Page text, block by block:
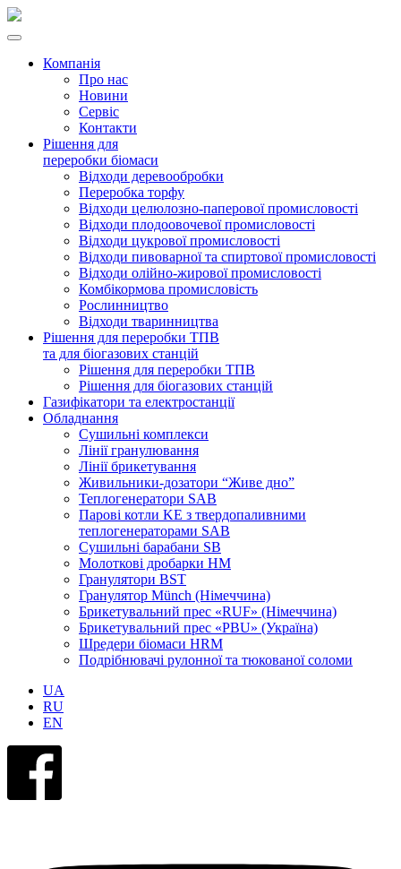
Компанія
Про нас
Новини
Сервіс
Контакти
Рішення для
переробки біомаси
Відходи деревообробки
Переробка торфу
Відходи целюлозно-паперової промисловості
Відходи плодоовочевої промисловості
Відходи цукрової промисловості
Відходи пивоварної та спиртової промисловості
Відходи олійно-жирової промисловості
Комбікормова промисловість
Рослинництво
Відходи тваринництва
Рішення для переробки ТПВ
та для біогазових станцій
Рішення для переробки ТПВ
Рішення для біогазових станцій
Газифікатори та електростанції
Обладнання
Сушильні комплекси
Лінії гранулювання
Лінії брикетування
Живильники-дозатори “Живе дно”
Теплогенератори SAB
Парові котли KE з твердопаливними
теплогенераторами SAB
Сушильні барабани SB
Молоткові дробарки HM
Гранулятори BST
Гранулятор Münch (Німеччина)
Брикетувальний прес «RUF» (Німеччина)
Брикетувальний прес «PBU» (Україна)
Шредери біомаси HRM
Подрібнювачі рулонної та тюкованої соломи
UA
RU
EN